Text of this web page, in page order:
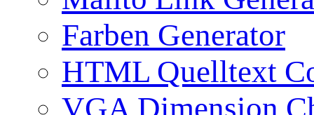
Farben Generator
HTML Quelltext
VGA Dimension